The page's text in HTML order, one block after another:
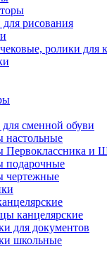
рисования
ролики для
сменной обуви
настольные
Первоклассника и
подарочные
чертежные
канцелярские
для документов
школьные